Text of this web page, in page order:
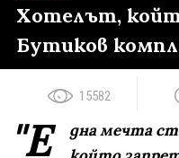
Хотелът,
Бутиков
15582
"Е
дна мечта